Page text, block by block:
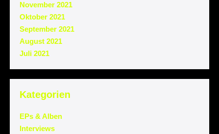
November 2021
Oktober 2021
September 2021
August 2021
Juli 2021
Kategorien
EPs & Alben
Interviews